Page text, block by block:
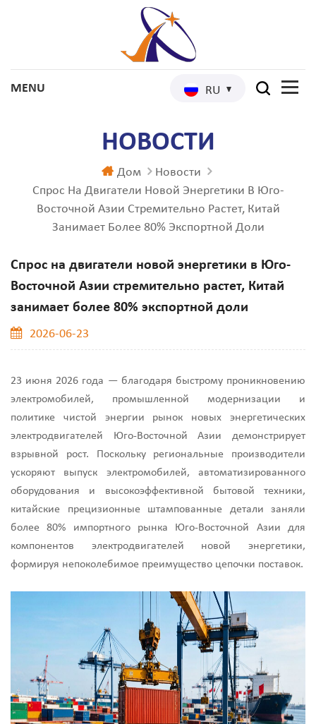
RU
НОВОСТИ
Дом
Новости
Спрос На Двигатели Новой Энергетики В Юго-
Восточной Азии Стремительно Растет, Китай
Занимает Более 80% Экспортной Доли
Спрос на двигатели новой энергетики в Юго-
Восточной Азии стремительно растет, Китай
занимает более 80% экспортной доли
2026-06-23
23 июня 2026 года — благодаря быстрому проникновению
электромобилей, промышленной модернизации и
политике чистой энергии рынок новых энергетических
электродвигателей Юго-Восточной Азии демонстрирует
взрывной рост. Поскольку региональные производители
ускоряют выпуск электромобилей, автоматизированного
оборудования и высокоэффективной бытовой техники,
китайские прецизионные штампованные детали заняли
более 80% импортного рынка Юго-Восточной Азии для
компонентов электродвигателей новой энергетики,
формируя непоколебимое преимущество цепочки поставок.